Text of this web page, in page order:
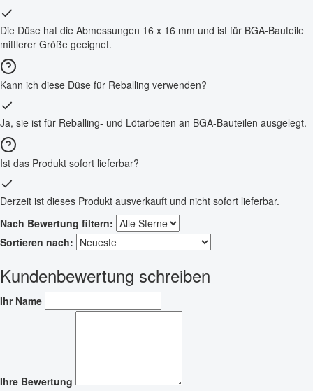
Die Düse hat die Abmessungen 16 x 16 mm und ist für BGA-Bauteile
mittlerer Größe geeignet.
Kann ich diese Düse für Reballing verwenden?
Ja, sie ist für Reballing- und Lötarbeiten an BGA-Bauteilen ausgelegt.
Ist das Produkt sofort lieferbar?
Derzeit ist dieses Produkt ausverkauft und nicht sofort lieferbar.
Nach Bewertung filtern:
Sortieren nach:
Kundenbewertung schreiben
Ihr Name
Ihre Bewertung